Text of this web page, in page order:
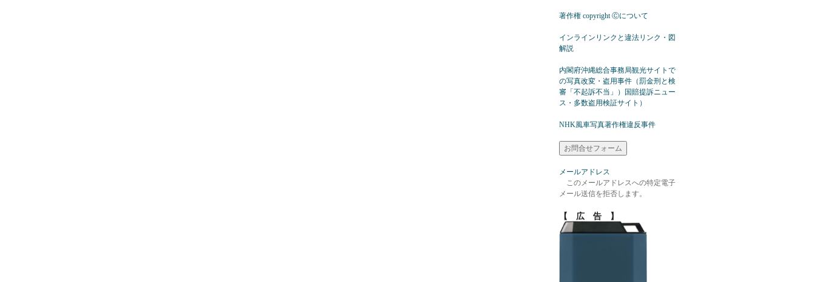
著作権 copyright Ⓒについて
インラインリンクと違法リンク・図
解説
内閣府沖縄総合事務局観光サイトで
の写真改変・盗用事件（罰金刑と検
審「不起訴不当」）国賠提訴ニュー
ス・多数盗用検証サイト）
NHK風車写真著作権違反事件
メールアドレス
このメールアドレスへの特定電子
メール送信を拒否します。
【 広 告 】